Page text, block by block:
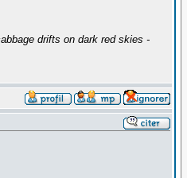
drifts on dark red skies -